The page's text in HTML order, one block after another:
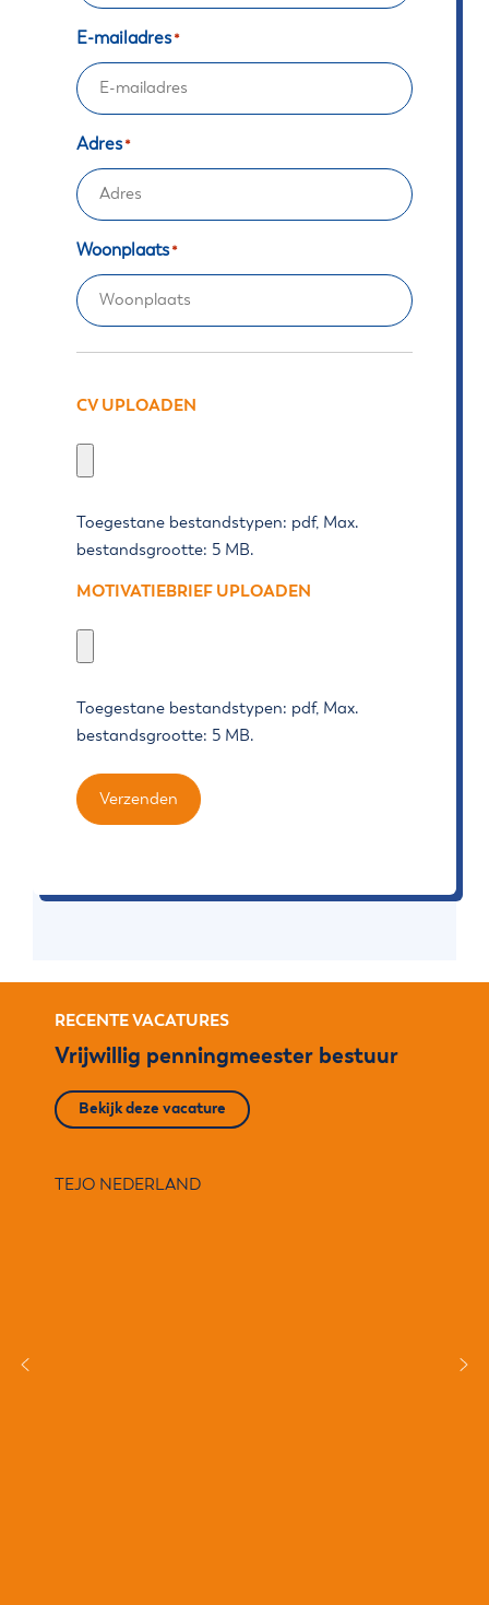
E-mailadres *
Adres *
Woonplaats *
CV UPLOADEN
je
(alleen
max.
Toegestane bestandstypen: pdf, Max.
bestandsgrootte: 5 MB.
MOTIVATIEBRIEF UPLOADEN
je
(alleen
max.
2mb).
Toegestane bestandstypen: pdf, Max.
bestandsgrootte: 5 MB.
Verzenden
RECENTE VACATURES
Vrijwillig penningmeester bestuur
Bekijk deze vacature
TEJO NEDERLAND